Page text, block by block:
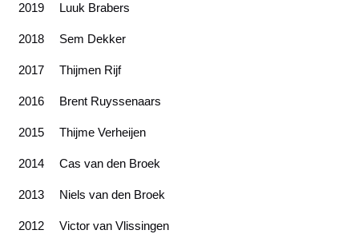
2019 Luuk Brabers
2018 Sem Dekker
2017 Thijmen Rijf
2016 Brent Ruyssenaars
2015 Thijme Verheijen
2014 Cas van den Broek
2013 Niels van den Broek
2012 Victor van Vlissingen